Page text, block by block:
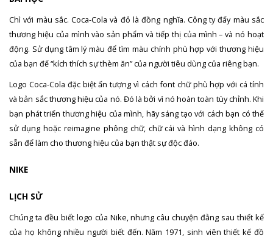
Chì với màu sắc. Coca-Cola và đỏ là đồng nghĩa. Công ty đẩy màu sắc
thương hiệu của mình vào sản phẩm và tiếp thị của mình – và nó hoạt
động. Sử dụng tâm lý màu để tìm màu chính phù hợp với thương hiệu
của bạn để “kích thích sự thèm ăn” của người tiêu dùng của riêng bạn.
Logo Coca-Cola đặc biệt ấn tượng vì cách font chữ phù hợp với cá tính
và bản sắc thương hiệu của nó. Đó là bởi vì nó hoàn toàn tùy chỉnh. Khi
bạn phát triển thương hiệu của mình, hãy sáng tạo với cách bạn có thể
sử dụng hoặc reimagine phông chữ, chữ cái và hình dạng không có
sẵn để làm cho thương hiệu của bạn thật sự độc đáo.
NIKE
LỊCH SỬ
Chúng ta đều biết logo của Nike, nhưng câu chuyện đằng sau thiết kế
của họ không nhiều người biết đến. Năm 1971, sinh viên thiết kế đồ